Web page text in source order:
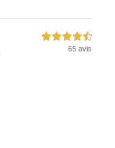
4,5 étoiles sur 5
65 avis